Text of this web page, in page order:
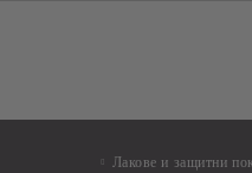
Лакове и защитни